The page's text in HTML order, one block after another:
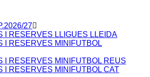
27
I RESERVES LLIGUES LLEIDA
I RESERVES MINIFUTBOL
I RESERVES MINIFUTBOL REUS
I RESERVES MINIFUTBOL CAT